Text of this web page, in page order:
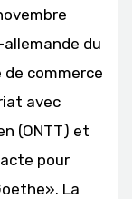
du
de commerce
avec
(ONTT) et
pour
La